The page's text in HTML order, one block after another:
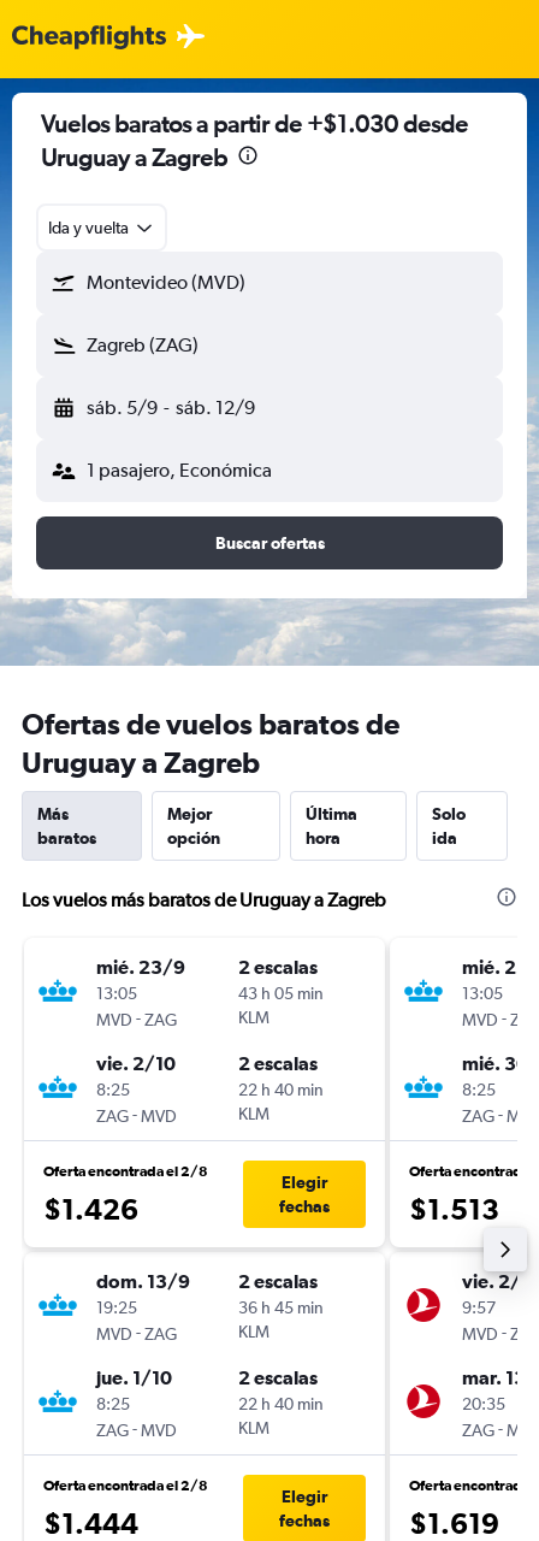
Vuelos baratos a partir de +$1.030 desde
Uruguay a Zagreb
Ida y vuelta
Montevideo (MVD)
Zagreb (ZAG)
sáb. 5/9 - sáb. 12/9
1 pasajero, Económica
Buscar ofertas
Ofertas de vuelos baratos de
Uruguay a Zagreb
Más
baratos
Mejor
opción
Última
hora
Solo
ida
Los vuelos más baratos de Uruguay a Zagreb
mié. 23/9
13:05
MVD -ZAG
2 escalas
43 h 05 min
KLM
vie. 2/10
8:25
ZAG-MVD
2 escalas
22 h 40 min
KLM
Oferta encontrada el 2/8
$1.426
Elegir
fechas
dom. 13/9
19:25
MVD -ZAG
2 escalas
36 h 45 min
KLM
jue. 1/10
8:25
ZAG-MVD
2 escalas
22 h 40 min
KLM
Oferta encontrada el 2/8
$1.444
Elegir
fechas
mié.
13:05
MVD -
mié.
8:25
ZAG-
Oferta encontrada
$1.513
vie. 2/
9:57
MVD -
mar. 13/
20:35
ZAG-
Oferta encontrada
$1.619